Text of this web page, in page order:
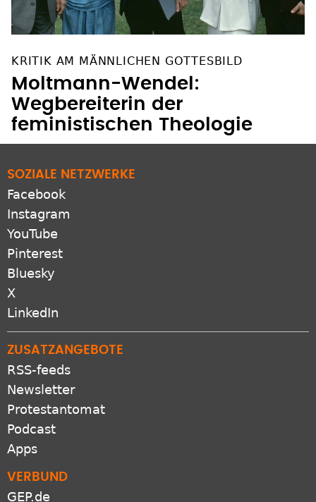
KRITIK AM MÄNNLICHEN GOTTESBILD
Moltmann-Wendel:
Wegbereiterin der
feministischen Theologie
SOZIALE NETZWERKE
Facebook
Instagram
YouTube
Pinterest
Bluesky
X
ZUSATZANGEBOTE
RSS-feeds
Newsletter
Protestantomat
Podcast
VERBUND